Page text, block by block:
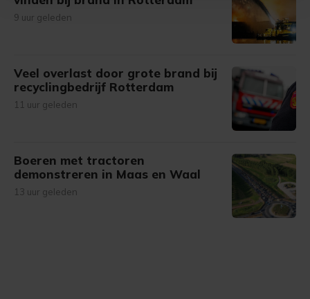
Met cookies werkt onze website beter en wordt jouw
bezoek makkelijker en persoonlijker. Op
onze cookiepagina kun je ons cookiebeleid bekijken en je
9 uur geleden
Veel overlast door grote brand bij
recyclingbedrijf Rotterdam
11 uur geleden
Boeren met tractoren
demonstreren in Maas en Waal
13 uur geleden